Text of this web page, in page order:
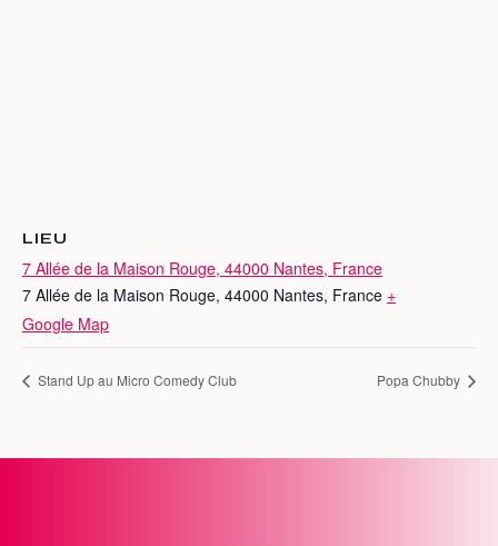
LIEU
7 Allée de la Maison Rouge, 44000 Nantes, France
7 Allée de la Maison Rouge, 44000 Nantes, France +
Google Map
Stand Up au Micro Comedy Club Popa Chubby